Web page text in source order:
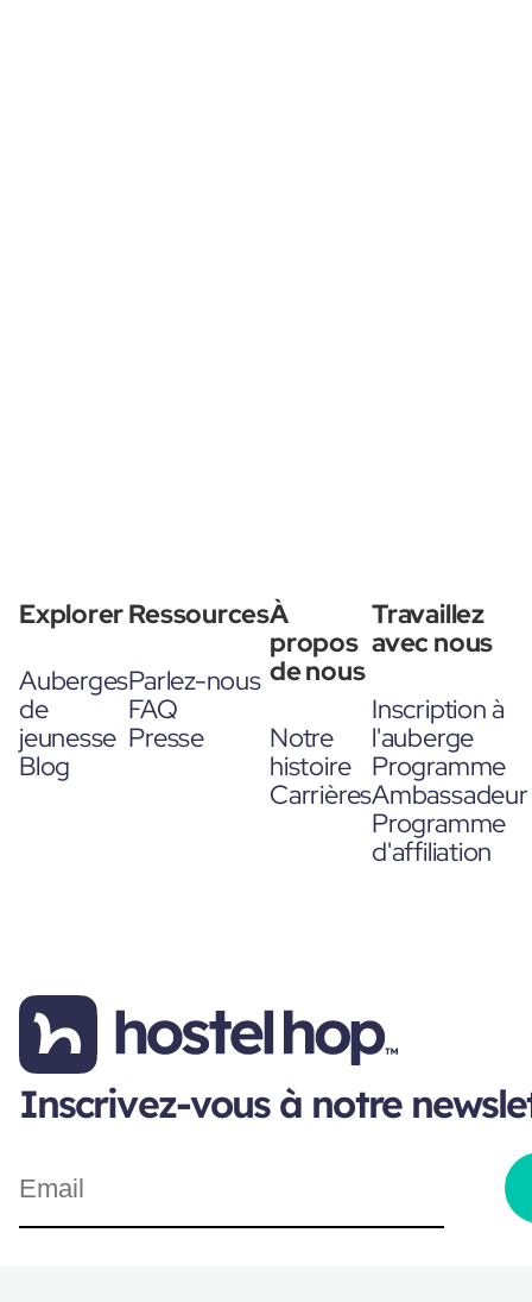
Explorer
Auberges
de
jeunesse
Blog
Ressources
Parlez-nous
FAQ
Presse
À
propos
de nous
Notre
histoire
Carrières
Travaillez
avec nous
Inscription à
l'auberge
Programme
Ambassadeur
Programme
d'affiliation
Inscrivez-vous à notre